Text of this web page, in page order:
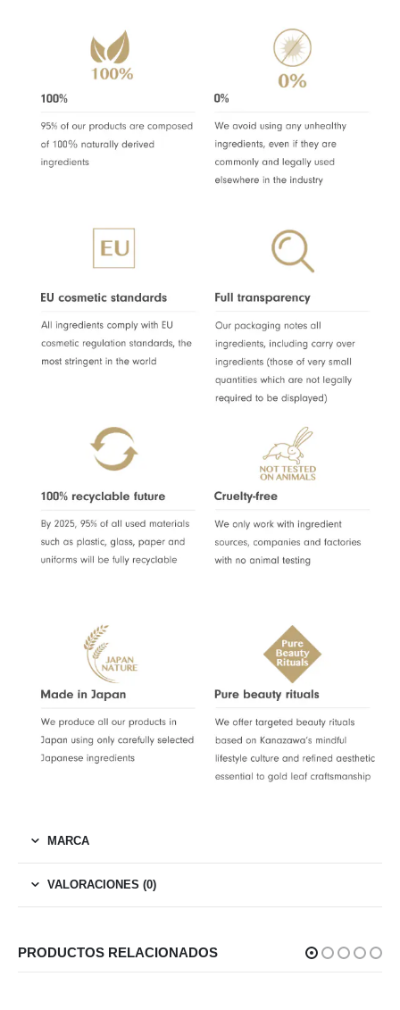
MARCA
VALORACIONES (0)
PRODUCTOS RELACIONADOS